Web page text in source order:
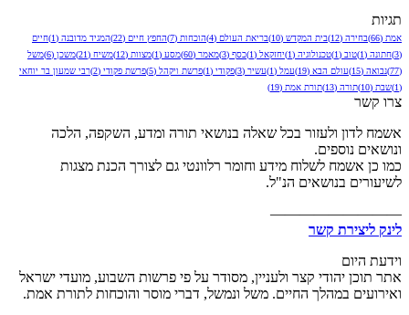
תגיות
אמת (66) בחירה (12) בית המקדש (10) בריאת העולם (4) הוכחות (7) החפץ חיים (22) המגיד מדובנה (1)
חיים
(3)
חתונה (1) טוב (1) טכנולוגיה (1) יחזקאל (1) כסף (3) מאמר (60) מסע (1) מצוות (12) משיח (21) משכן (6)
משל
(77)
נבואה (15) עולם הבא (19) עמל (1) עשיר (3) פקודי (1) פרשת ויקהל (5) פרשת פקודי (2)
רבי שמעון בר יוחאי
(1)
שבת (10) תורה (13) תורת אמת (19)
צרו קשר
אשמח לדון ולעזור בכל שאלה בנושאי תורה ומדע, השקפה, הלכה
ונושאים נוספים.
כמו כן אשמח לשלוח מידע וחומר רלוונטי גם לצורך הכנת מצגות
לשיעורים בנושאים הנ"ל.
—————————
לינק ליצירת קשר
וידעת היום
אתר תוכן יהודי קצר ולעניין, מסודר על פי פרשות השבוע, מועדי ישראל
ואירועים במהלך החיים. משל ונמשל, דברי מוסר והוכחות לתורת אמת.